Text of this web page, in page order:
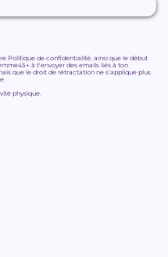
Politique de confidentialité, ainsi que le début
à t'envoyer des emails liés à ton
que le droit de rétractation ne s’applique plus
physique.